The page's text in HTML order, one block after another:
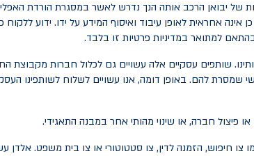
של יבואן הרכב אותה הנך נדרש לאשר במסגרת הורדת
אחראית לאופן עיבוד ואיסוף המידע על ידו. ידוע ללקוח
למתואר במדיניות פרטיות זו בלבד.
להם. באופן דומה, אנו עשויים לשלוח לשותפינו
צו חיפוש, הזמנה לדין, צו סטטוטורי או צו בית משפט. אלדן